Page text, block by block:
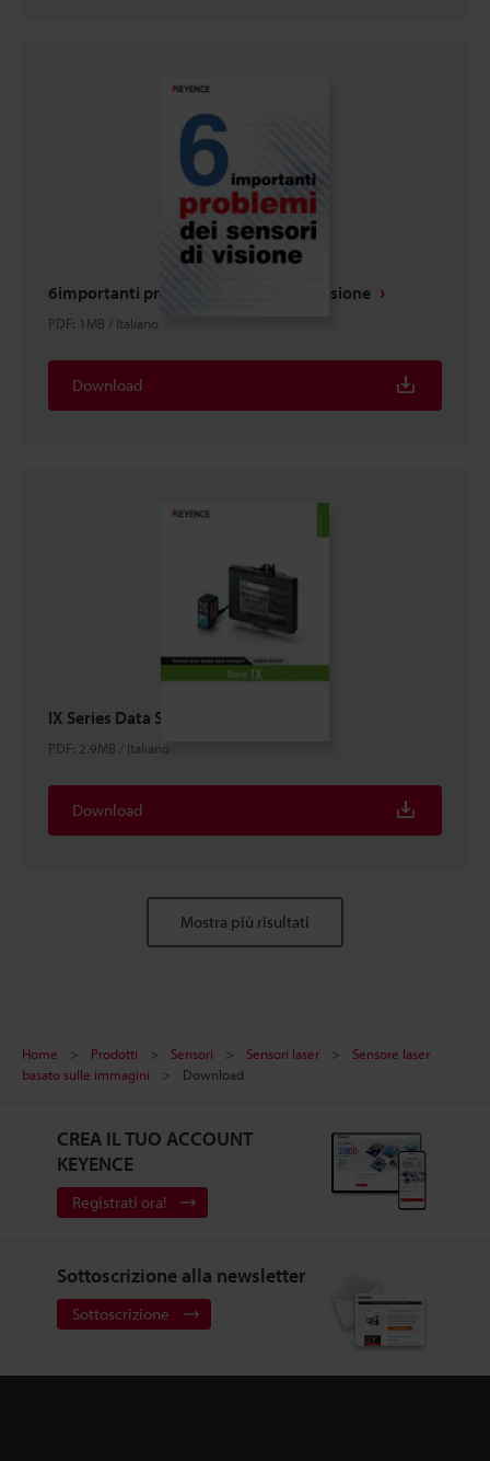
6importanti problemi dei sensori di visione
PDF: 1MB / Italiano
Download
IX Series Data Sheet
PDF: 2.9MB / Italiano
Download
Mostra più risultati
Home Prodotti Sensori Sensori laser
Sensore laser
basato sulle immagini
Download
CREA IL TUO ACCOUNT
KEYENCE
Registrati ora!
Sottoscrizione alla newsletter
Sottoscrizione